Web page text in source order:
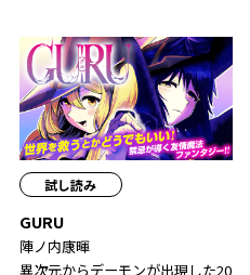
試し読み
GURU
陣ノ内康暉
異次元からデーモンが出現した20